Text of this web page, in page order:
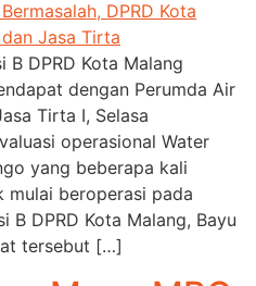
DPRD Kota Malang
dengan Perumda Air
Tirta I, Selasa
operasional Water
yang beberapa kali
mulai beroperasi pada
B DPRD Kota Malang, Bayu
tersebut […]